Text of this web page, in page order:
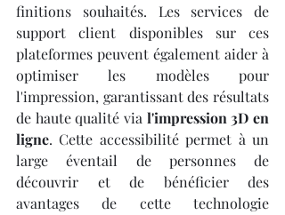
finitions souhaités. Les services de
support client disponibles sur ces
plateformes peuvent également aider à
optimiser les modèles pour
l'impression, garantissant des résultats
de haute qualité via l'impression 3D en
ligne. Cette accessibilité permet à un
large éventail de personnes de
découvrir et de bénéficier des
avantages de cette technologie